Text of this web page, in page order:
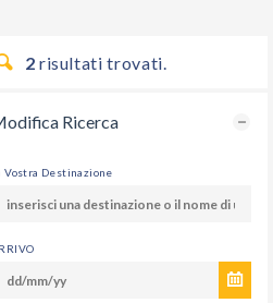
2 risultati trovati.
Ricerca
Vostra Destinazione